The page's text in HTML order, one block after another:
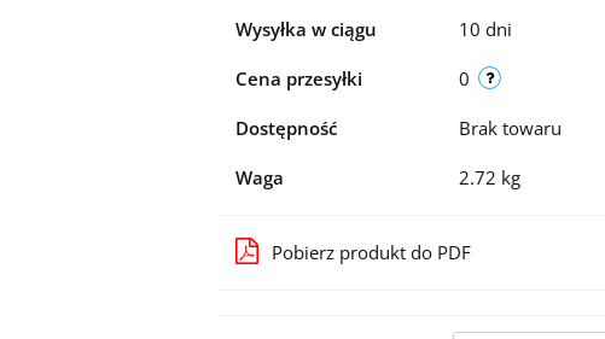
Wysyłka w ciągu 10 dni
Cena przesyłki 0
Dostępność Brak towaru
Waga 2.72 kg
Pobierz produkt do PDF